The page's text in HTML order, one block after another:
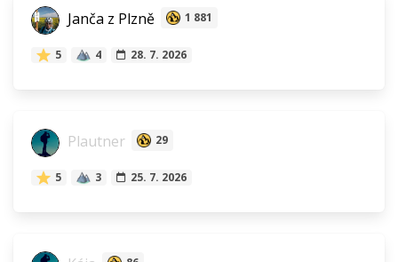
Janča z Plzně 1 881
5 4 28. 7. 2026
Plautner 29
5 3 25. 7. 2026